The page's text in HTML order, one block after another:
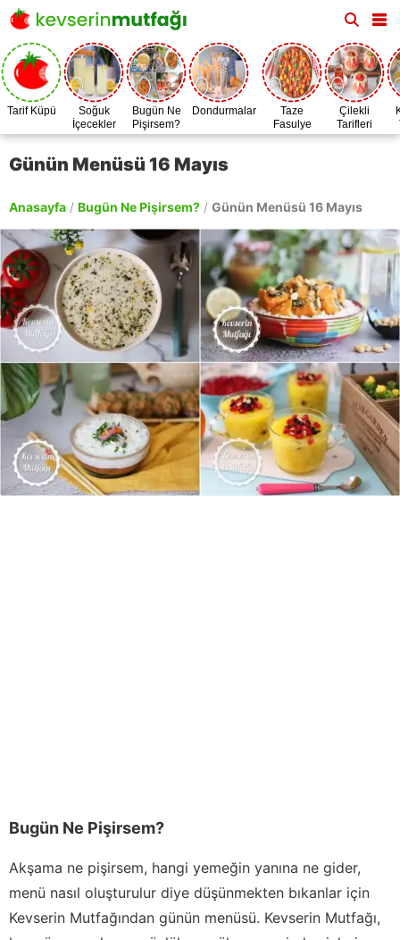
Tarif Küpü
Soğuk
İçecekler
Bugün Ne
Pişirsem?
Dondurmalar
Taze
Fasulye
Zamanı
Çilekli
Tarifleri
Günün Menüsü 16 Mayıs
Anasayfa / Bugün Ne Pişirsem? / Günün Menüsü 16 Mayıs
Bugün Ne Pişirsem?
Akşama ne pişirsem, hangi yemeğin yanına ne gider,
menü nasıl oluşturulur diye düşünmekten bıkanlar için
Kevserin Mutfağından günün menüsü. Kevserin Mutfağı,